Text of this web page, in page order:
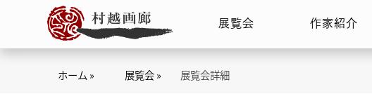
展覧会 作家紹介
ホーム » 展覧会 » 展覧会詳細